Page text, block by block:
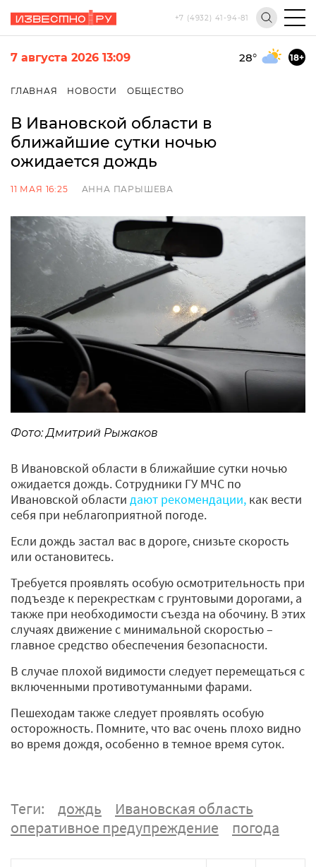
+7 (4932) 41-94-81
7 августа 2026 13:09 28° 18+
ГЛАВНАЯ НОВОСТИ ОБЩЕСТВО
В Ивановской области в
ближайшие сутки ночью
ожидается дождь
11 МАЯ 16:25 АННА ПАРЫШЕВА
Фото: Дмитрий Рыжаков
В Ивановской области в ближайшие сутки ночью
ожидается дождь. Сотрудники ГУ МЧС по
Ивановской области дают рекомендации, как вести
себя при неблагоприятной погоде.
Если дождь застал вас в дороге, снизьте скорость
или остановитесь.
Требуется проявлять особую осмотрительность при
подъезде к перекресткам с грунтовыми дорогами, а
также при необходимости съезда на обочину. В этих
случаях движение с минимальной скоростью –
главное средство обеспечения безопасности.
В случае плохой видимости следует перемещаться с
включенными противотуманными фарами.
Пешеходам также следует проявлять особую
осторожность. Помните, что вас очень плохо видно
во время дождя, особенно в темное время суток.
Теги: дождь
Ивановская область
оперативное предупреждение
погода